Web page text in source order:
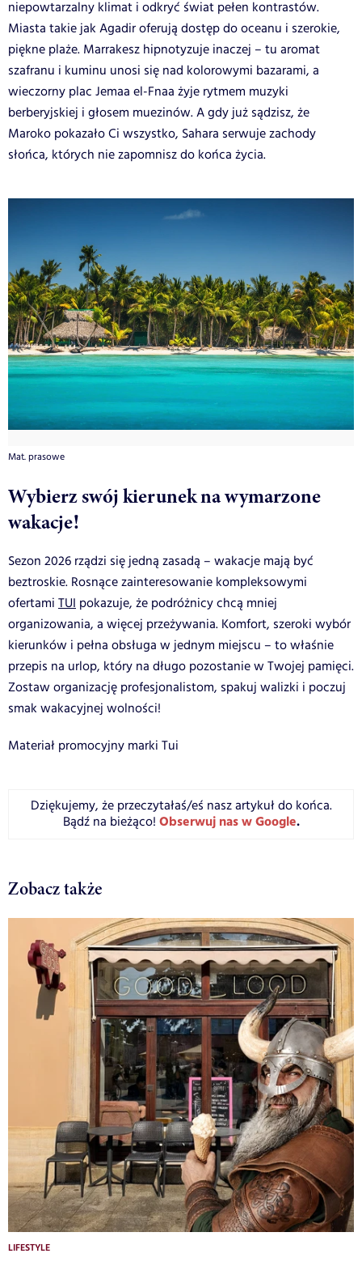
niepowtarzalny klimat i odkryć świat pełen kontrastów.
Miasta takie jak Agadir oferują dostęp do oceanu i szerokie,
piękne plaże. Marrakesz hipnotyzuje inaczej – tu aromat
szafranu i kuminu unosi się nad kolorowymi bazarami, a
wieczorny plac Jemaa el-Fnaa żyje rytmem muzyki
berberyjskiej i głosem muezinów. A gdy już sądzisz, że
Maroko pokazało Ci wszystko, Sahara serwuje zachody
słońca, których nie zapomnisz do końca życia.
Mat. prasowe
Wybierz swój kierunek na wymarzone
wakacje!
Sezon 2026 rządzi się jedną zasadą – wakacje mają być
beztroskie. Rosnące zainteresowanie kompleksowymi
ofertami TUI pokazuje, że podróżnicy chcą mniej
organizowania, a więcej przeżywania. Komfort, szeroki wybór
kierunków i pełna obsługa w jednym miejscu – to właśnie
przepis na urlop, który na długo pozostanie w Twojej pamięci.
Zostaw organizację profesjonalistom, spakuj walizki i poczuj
smak wakacyjnej wolności!
Materiał promocyjny marki Tui
Dziękujemy, że przeczytałaś/eś nasz artykuł do końca.
Bądź na bieżąco! Obserwuj nas w Google.
Zobacz także
LIFESTYLE